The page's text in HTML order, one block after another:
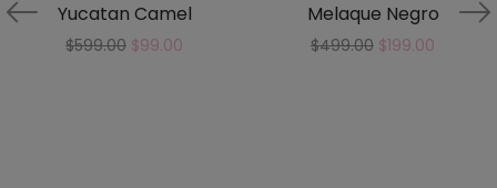
Yucatan Camel
$599.00 $99.00
Melaque Negro
$499.00 $199.00